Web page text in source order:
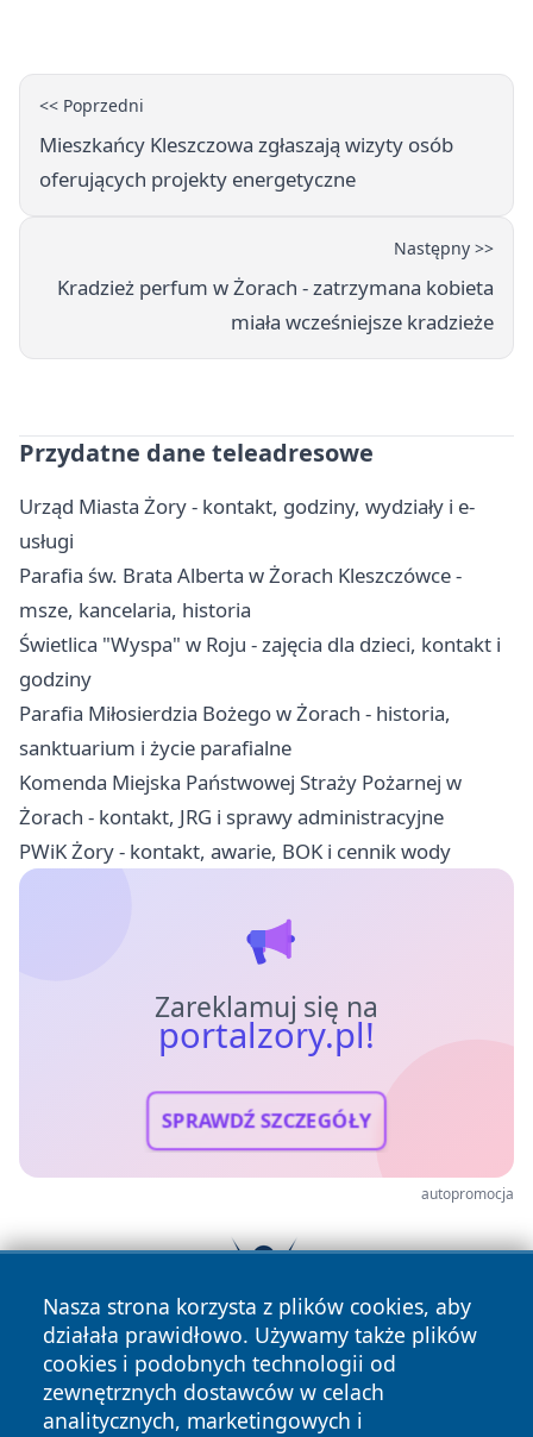
<< Poprzedni
Mieszkańcy Kleszczowa zgłaszają wizyty osób
oferujących projekty energetyczne
Następny >>
Kradzież perfum w Żorach - zatrzymana kobieta
miała wcześniejsze kradzieże
Przydatne dane teleadresowe
Urząd Miasta Żory - kontakt, godziny, wydziały i e-
usługi
Parafia św. Brata Alberta w Żorach Kleszczówce -
msze, kancelaria, historia
Świetlica "Wyspa" w Roju - zajęcia dla dzieci, kontakt i
godziny
Parafia Miłosierdzia Bożego w Żorach - historia,
sanktuarium i życie parafialne
Komenda Miejska Państwowej Straży Pożarnej w
Żorach - kontakt, JRG i sprawy administracyjne
PWiK Żory - kontakt, awarie, BOK i cennik wody
Zareklamuj się na
portalzory.pl!
SPRAWDŹ SZCZEGÓŁY
autopromocja
Nasza strona korzysta z plików cookies, aby
działała prawidłowo. Używamy także plików
cookies i podobnych technologii od
zewnętrznych dostawców w celach
analitycznych, marketingowych i